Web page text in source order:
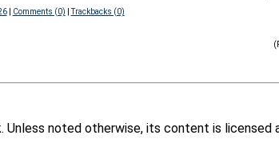
| Comments (0) |Trackbacks (0)
Unless noted otherwise, its content is licensed